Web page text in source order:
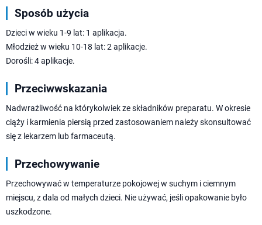
Sposób użycia
Dzieci w wieku 1-9 lat: 1 aplikacja.
Młodzież w wieku 10-18 lat: 2 aplikacje.
Dorośli: 4 aplikacje.
Przeciwwskazania
Nadwrażliwość na którykolwiek ze składników preparatu. W okresie
ciąży i karmienia piersią przed zastosowaniem należy skonsultować
się z lekarzem lub farmaceutą.
Przechowywanie
Przechowywać w temperaturze pokojowej w suchym i ciemnym
miejscu, z dala od małych dzieci. Nie używać, jeśli opakowanie było
uszkodzone.